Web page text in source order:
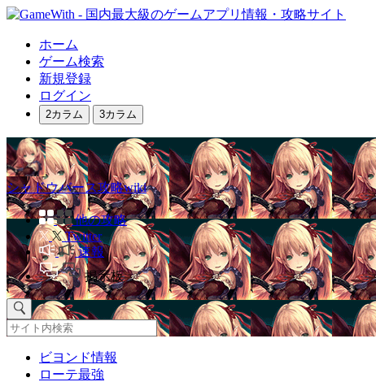
ホーム
ゲーム検索
新規登録
ログイン
2カラム 3カラム
シャドウバース攻略wiki
他の攻略
Twitter
速報
掲示板
ビヨンド情報
ローテ最強